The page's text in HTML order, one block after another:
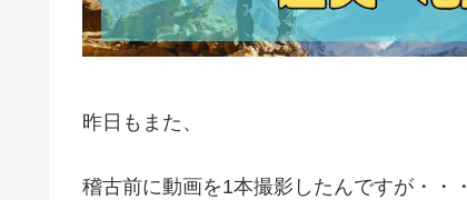
昨日もまた、
稽古前に動画を1本撮影したんですが・・・